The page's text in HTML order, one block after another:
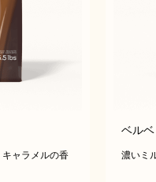
ャラメルの香
ベル
濃いミ